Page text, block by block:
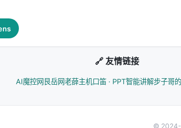
🔗 友情链接
AI魔控网 艮岳网老薛主机口笛 · PPT智能讲解步子哥
© 2024-